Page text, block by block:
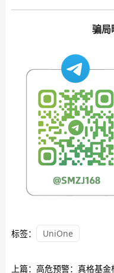
骗局
标签： UniOne
上篇： 高危预警：真格基金根本没有APP